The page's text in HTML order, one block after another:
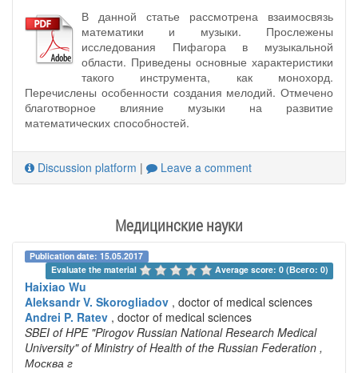
В данной статье рассмотрена взаимосвязь
математики и музыки. Прослежены
исследования Пифагора в музыкальной
области. Приведены основные характеристики
такого инструмента, как монохорд.
Перечислены особенности создания мелодий. Отмечено
благотворное влияние музыки на развитие
математических способностей.
Discussion platform | Leave a comment
Медицинские науки
Publication date: 15.05.2017
Evaluate the material
Average score: 0 (Всего: 0)
Haixiao Wu
Aleksandr V. Skorogliadov , doctor of medical sciences
Andrei P. Ratev , doctor of medical sciences
SBEI of HPE "Pirogov Russian National Research Medical
University" of Ministry of Health of the Russian Federation ,
Москва г